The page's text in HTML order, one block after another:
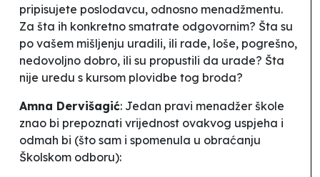
pripisujete poslodavcu, odnosno menadžmentu.
Za šta ih konkretno smatrate odgovornim? Šta su
po vašem mišljenju uradili, ili rade, loše, pogrešno,
nedovoljno dobro, ili su propustili da urade? Šta
nije uredu s kursom plovidbe tog broda?
Amna Dervišagić: Jedan pravi menadžer škole
znao bi prepoznati vrijednost ovakvog uspjeha i
odmah bi (što sam i spomenula u obraćanju
Školskom odboru):